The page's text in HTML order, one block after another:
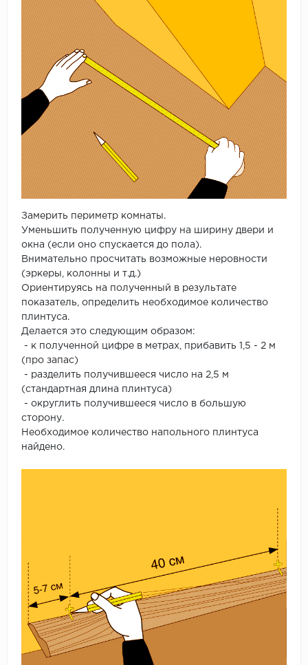
Замерить периметр комнаты.
Уменьшить полученную цифру на ширину двери и
окна (если оно спускается до пола).
Внимательно просчитать возможные неровности
(эркеры, колонны и т.д.)
Ориентируясь на полученный в результате
показатель, определить необходимое количество
плинтуса.
Делается это следующим образом:
- к полученной цифре в метрах, прибавить 1,5 - 2 м
(про запас)
- разделить получившееся число на 2,5 м
(стандартная длина плинтуса)
- округлить получившееся число в большую
сторону.
Необходимое количество напольного плинтуса
найдено.